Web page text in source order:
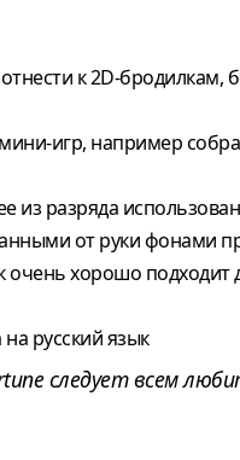
к 2D-бродилкам,
игр, например
из разряда
от руки фонами
хорошо подходит
русский язык
следует всем